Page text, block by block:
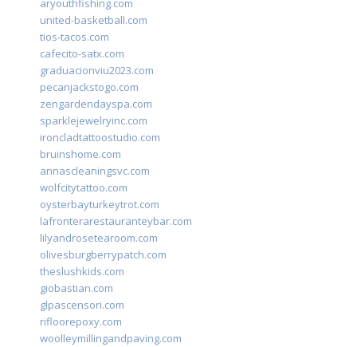
aryouthfishing.com
united-basketball.com
tios-tacos.com
cafecito-satx.com
graduacionviu2023.com
pecanjackstogo.com
zengardendayspa.com
sparklejewelryinc.com
ironcladtattoostudio.com
bruinshome.com
annascleaningsvc.com
wolfcitytattoo.com
oysterbayturkeytrot.com
lafronterarestauranteybar.com
lilyandrosetearoom.com
olivesburgberrypatch.com
theslushkids.com
giobastian.com
glpascensori.com
rifloorepoxy.com
woolleymillingandpaving.com